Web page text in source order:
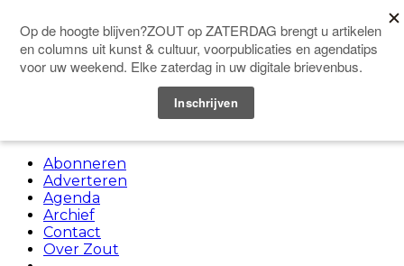
Doneer
Abonneren
Adverteren
Agenda
Archief
Contact
Over Zout